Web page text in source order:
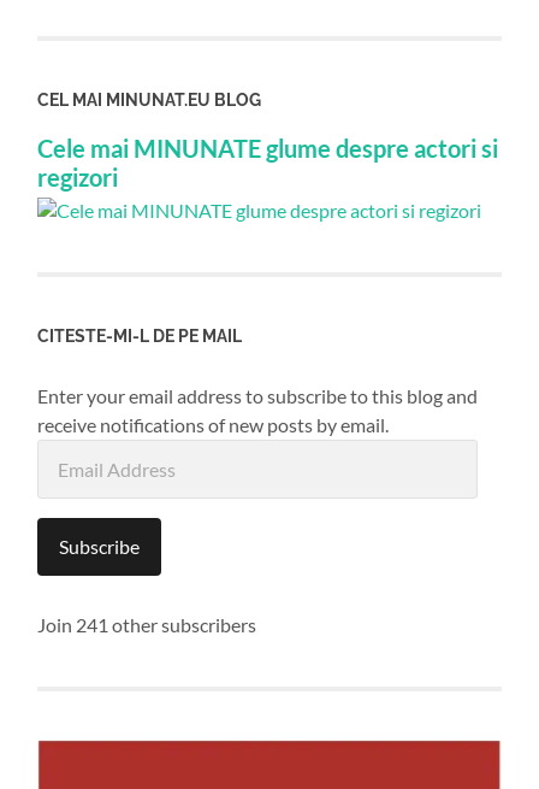
CEL MAI MINUNAT.EU BLOG
Cele mai MINUNATE glume despre actori si
regizori
CITESTE-MI-L DE PE MAIL
Enter your email address to subscribe to this blog and
receive notifications of new posts by email.
Address
Subscribe
Join 241 other subscribers